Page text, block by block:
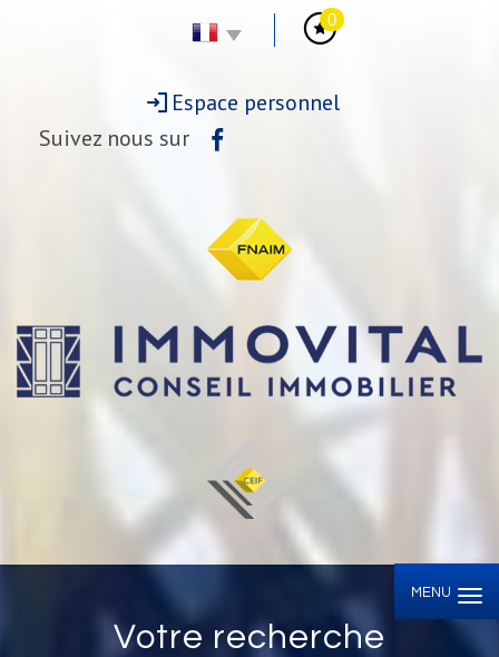
0
Espace personnel
Suivez nous sur
MENU
votre recherche